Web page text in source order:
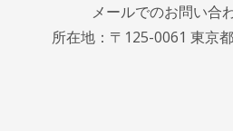
メールでのお問い合
所在地：〒125-0061 東京